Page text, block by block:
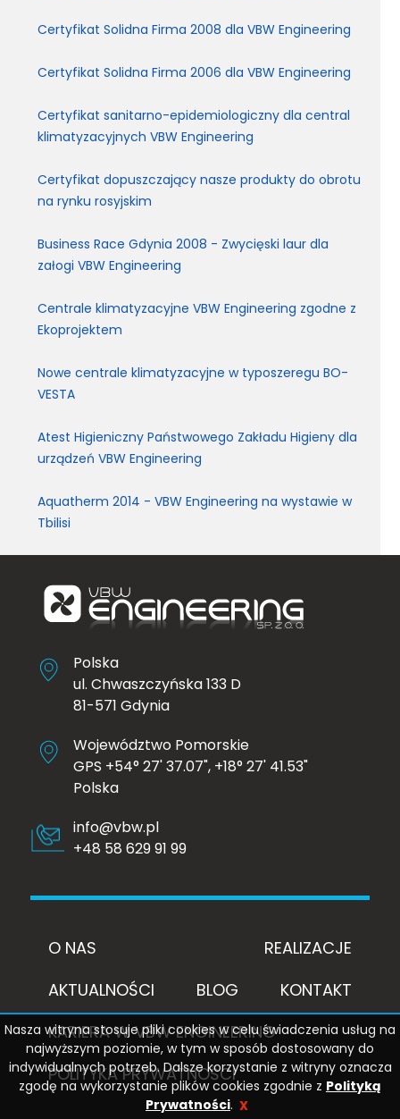
Nasza witryna stosuje pliki cookies w celu świadczenia usług na
najwyższym poziomie, w tym w sposób dostosowany do
indywidualnych potrzeb. Dalsze korzystanie z witryny oznacza
zgodę na wykorzystanie plików cookies zgodnie z Polityką
Prywatności. X
Certyfikat Solidna Firma 2008 dla VBW Engineering
Certyfikat Solidna Firma 2006 dla VBW Engineering
Certyfikat sanitarno-epidemiologiczny dla central
klimatyzacyjnych VBW Engineering
Certyfikat dopuszczający nasze produkty do obrotu
na rynku rosyjskim
Business Race Gdynia 2008 - Zwycięski laur dla
załogi VBW Engineering
Centrale klimatyzacyjne VBW Engineering zgodne z
Ekoprojektem
Nowe centrale klimatyzacyjne w typoszeregu BO-
VESTA
Atest Higieniczny Państwowego Zakładu Higieny dla
urządzeń VBW Engineering
Aquatherm 2014 - VBW Engineering na wystawie w
Tbilisi
Polska
ul. Chwaszczyńska 133 D
81-571 Gdynia
Województwo Pomorskie
GPS +54° 27' 37.07", +18° 27' 41.53"
Polska
info@vbw.pl
+48 58 629 91 99
O NAS
REALIZACJE
AKTUALNOŚCI
BLOG
KONTAKT
KARIERA W VBW ENGINEERING
POLITYKA PRYWATNOŚCI